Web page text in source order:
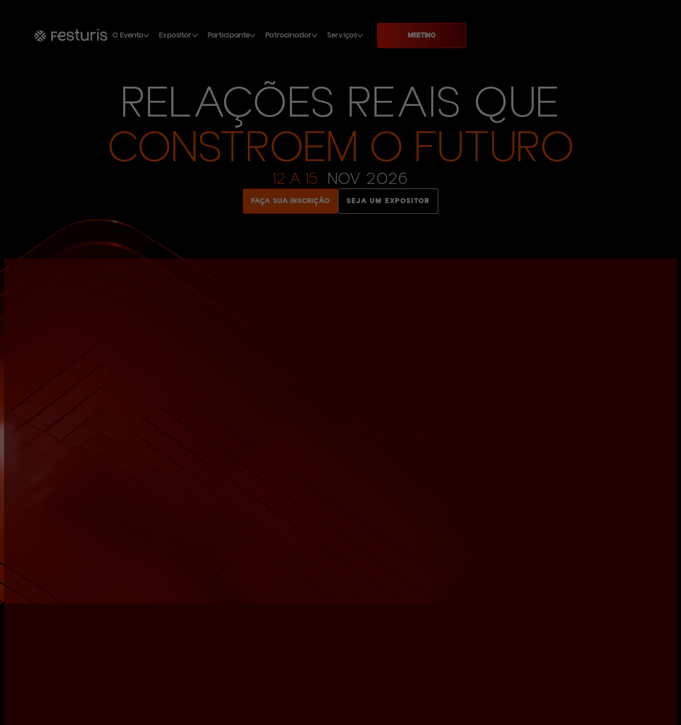
O Evento Expositor Participante Patrocinador Serviços MEETING
RELAÇÕES REAIS QUE
CONSTROEM O FUTURO
12 A 15 NOV 2026
FAÇA SUA INSCRIÇÃO SEJA UM EXPOSITOR